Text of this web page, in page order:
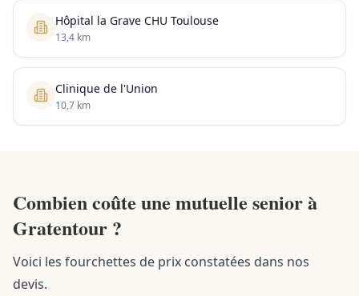
Hôpital la Grave CHU Toulouse
13,4 km
Clinique de l'Union
10,7 km
Combien coûte une mutuelle senior à
Gratentour ?
Voici les fourchettes de prix constatées dans nos
devis.